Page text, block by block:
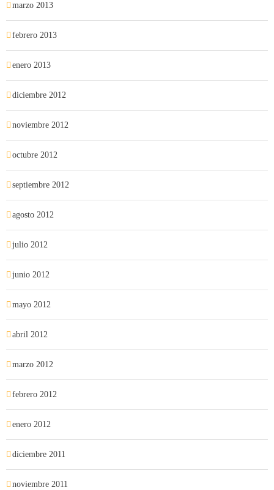
marzo 2013
febrero 2013
enero 2013
diciembre 2012
noviembre 2012
octubre 2012
septiembre 2012
agosto 2012
julio 2012
junio 2012
mayo 2012
abril 2012
marzo 2012
febrero 2012
enero 2012
diciembre 2011
noviembre 2011